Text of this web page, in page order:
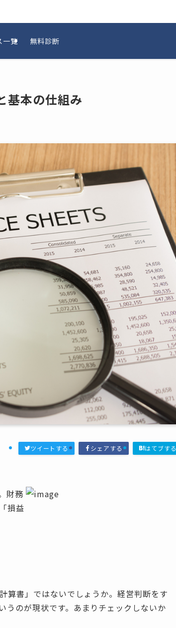
一覧 無料診断
基本の仕組み
ツイートする シェアする はてブする
財務
損益
算書」ではないでしょうか。経営判断をす
うのが現状です。あまりチェックしないか